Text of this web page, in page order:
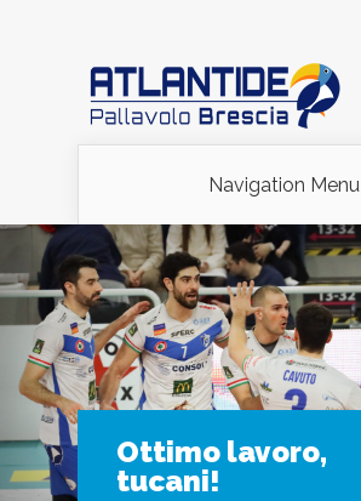
Navigation Menu
Ottimo lavoro,
tucani!